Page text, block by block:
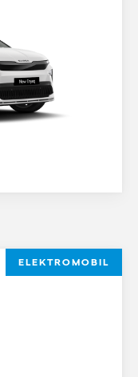
ELEKTROMOBIL